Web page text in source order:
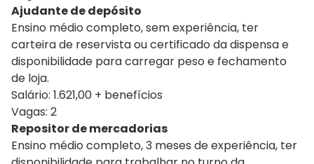
Ajudante de depósito
Ensino médio completo, sem experiência, ter
carteira de reservista ou certificado da dispensa e
disponibilidade para carregar peso e fechamento
de loja.
Salário: 1.621,00 + benefícios
Vagas: 2
Repositor de mercadorias
Ensino médio completo, 3 meses de experiência, ter